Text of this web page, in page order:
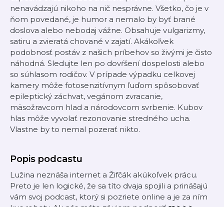
nenavádzajú nikoho na nič nesprávne. Všetko, čo je v
ňom povedané, je humor a nemalo by byť brané
doslova alebo nebodaj vážne. Obsahuje vulgarizmy,
satiru a zvieratá chované v zajatí. Akákoľvek
podobnosť postáv z našich príbehov so živými je čisto
náhodná. Sledujte len po dovŕšení dospelosti alebo
so súhlasom rodičov. V prípade výpadku celkovej
kamery môže fotosenzitívnym ľuďom spôsobovať
epileptický záchvat, vegánom zvracanie,
mäsožravcom hlad a národovcom svrbenie. Kubov
hlas môže vyvolať rezonovanie stredného ucha.
Vlastne by to nemal pozerať nikto.
Popis podcastu
Lužina neznáša internet a Žifčák akúkoľvek prácu.
Preto je len logické, že sa títo dvaja spojili a prinášajú
vám svoj podcast, ktorý si pozriete online a je za ním